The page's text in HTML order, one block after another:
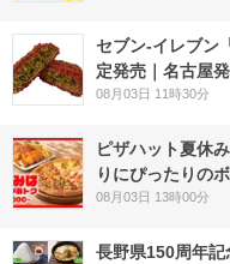
セブン-イレブン
定発売｜名古屋
08月03日 11時30分
ピザハット夏休
りにぴったりの
08月03日 13時00分
長野県150周年